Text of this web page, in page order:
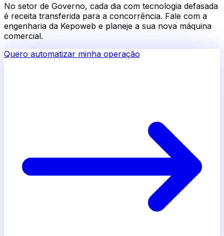
No setor de Governo, cada dia com tecnologia defasada
é receita transferida para a concorrência. Fale com a
engenharia da Kepoweb e planeje a sua nova máquina
comercial.
Quero automatizar minha operação